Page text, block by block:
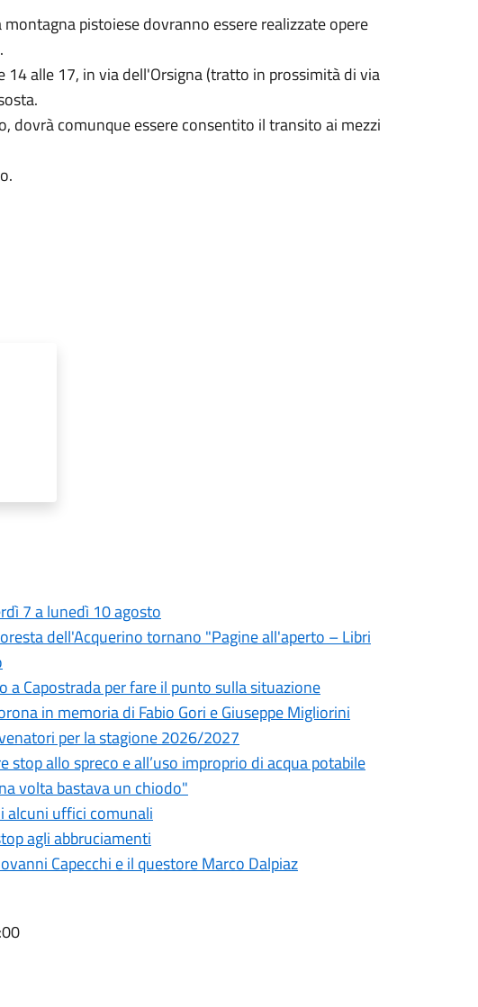
pistoiese dovranno essere realizzate opere
alle 17, in via dell'Orsigna (tratto in prossimità di via
dovrà comunque essere consentito il transito ai mezzi
7 a lunedì 10 agosto
dell'Acquerino tornano "Pagine all'aperto – Libri
Capostrada per fare il punto sulla situazione
in memoria di Fabio Gori e Giuseppe Migliorini
per la stagione 2026/2027
allo spreco e all’uso improprio di acqua potabile
volta bastava un chiodo"
alcuni uffici comunali
agli abbruciamenti
Capecchi e il questore Marco Dalpiaz